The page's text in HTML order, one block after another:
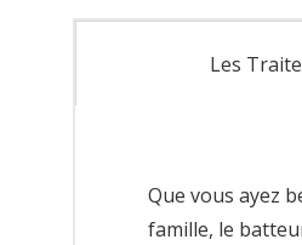
Les
Que vous ayez
famille, le